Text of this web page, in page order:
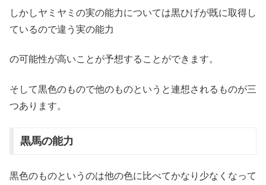
しかしヤミヤミの実の能力については黒ひげが既に取得し
ているので違う実の能力
の可能性が高いことが予想することができます。
そして黒色のもので他のものというと連想されるものが三
つあります。
黒馬の能力
黒色のものというのは他の色に比べてかなり少なくなって